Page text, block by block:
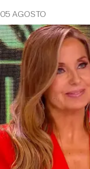
05 AGOSTO